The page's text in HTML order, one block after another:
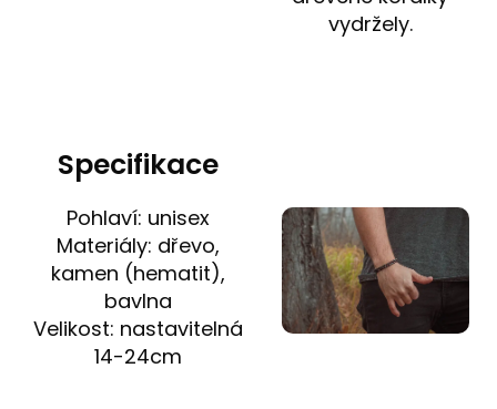
vydržely.
Specifikace
Pohlaví: unisex
Materiály: dřevo,
kamen (hematit),
bavlna
Velikost: nastavitelná
14-24cm